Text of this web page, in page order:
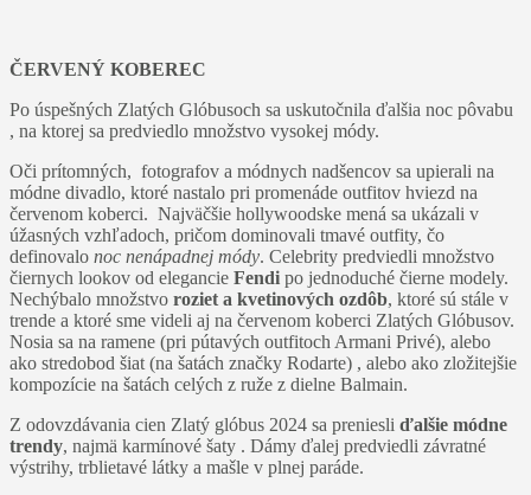
ČERVENÝ KOBEREC
Po úspešných Zlatých Glóbusoch sa uskutočnila ďalšia noc pôvabu
, na ktorej sa predviedlo množstvo vysokej módy.
Oči prítomných, fotografov a módnych nadšencov sa upierali na
módne divadlo, ktoré nastalo pri promenáde outfitov hviezd na
červenom koberci. Najväčšie hollywoodske mená sa ukázali v
úžasných vzhľadoch, pričom dominovali tmavé outfity, čo
definovalo noc nenápadnej módy. Celebrity predviedli množstvo
čiernych lookov od elegancie Fendi po jednoduché čierne modely.
Nechýbalo množstvo roziet a kvetinových ozdôb, ktoré sú stále v
trende a ktoré sme videli aj na červenom koberci Zlatých Glóbusov.
Nosia sa na ramene (pri pútavých outfitoch Armani Privé), alebo
ako stredobod šiat (na šatách značky Rodarte) , alebo ako zložitejšie
kompozície na šatách celých z ruže z dielne Balmain.
Z odovzdávania cien Zlatý glóbus 2024 sa preniesli ďalšie módne
trendy, najmä karmínové šaty . Dámy ďalej predviedli závratné
výstrihy, trblietavé látky a mašle v plnej paráde.